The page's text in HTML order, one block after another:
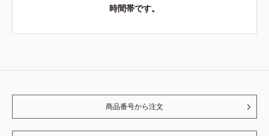
時間帯です。
商品番号から注文